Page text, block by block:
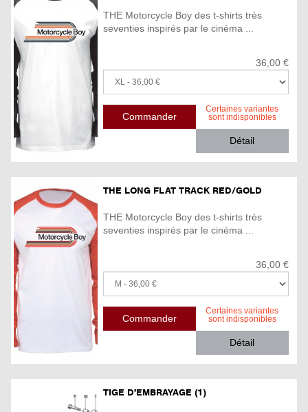
THE Motorcycle Boy des t-shirts très
seventies inspirés par le cinéma ...
36,00 €
Certaines variantes
sont indisponibles
Détail
THE LONG FLAT TRACK RED/GOLD
THE Motorcycle Boy des t-shirts très
seventies inspirés par le cinéma ...
36,00 €
Certaines variantes
sont indisponibles
Détail
TIGE D'EMBRAYAGE (1)